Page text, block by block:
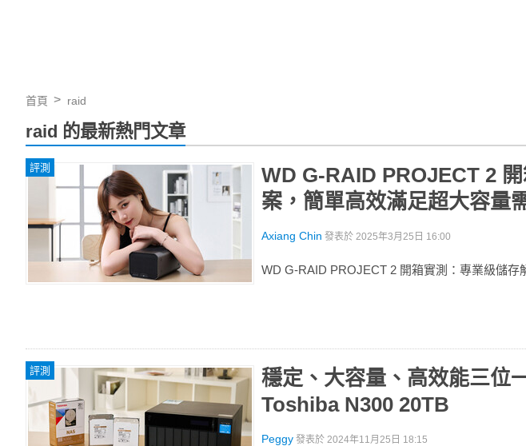
首頁 raid
raid 的最新熱門文章
評測
WD G-RAID PROJECT 2
案，簡單高效滿足超大容量
Axiang Chin 發表於 2025年3月25日 16:00
WD G-RAID PROJECT 2 開箱實測：專業級儲存
評測
穩定、大容量、高效能三位
Toshiba N300 20TB
Peggy 發表於 2024年11月25日 18:15